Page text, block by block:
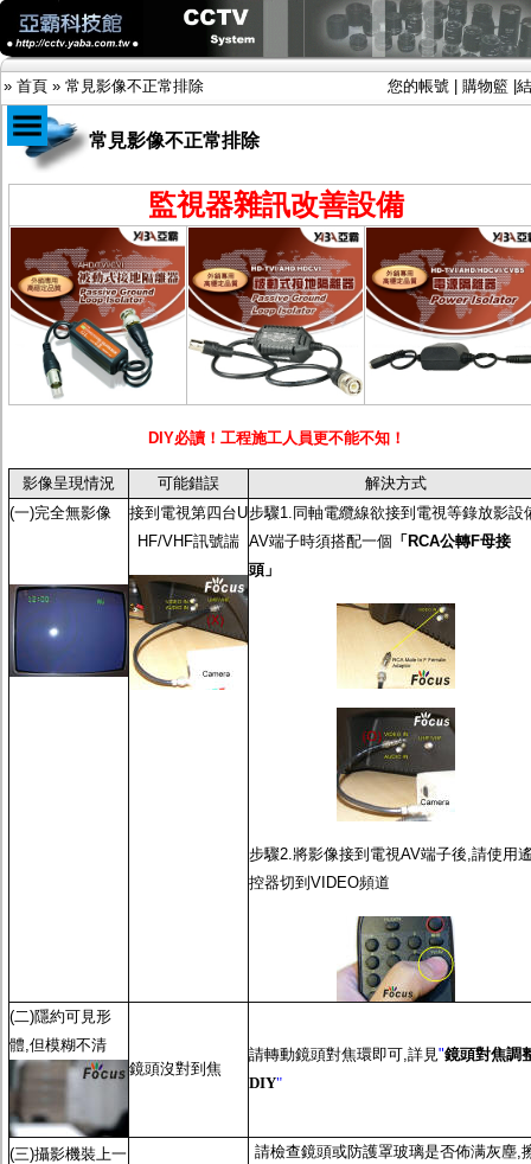
» 首頁 » 常見影像不正常排除 您的帳號 購物籃
限時促銷特惠專案
IP網路攝影機及錄放影機
AHD DVR數位錄放影機
AHD半球型(適用屋內)
AHD中小型紅外線攝影機(適用騎樓、室內外)
AHD防護罩型攝影機(適用屋外，紅外線照射
距離遠）
AHD特殊功能型攝影機
旋轉型攝影機.旋轉台
傳統高解析攝影機
投光設備
防護罩及支架
多路攝影機單軸傳輸
視訊轉換設備
雙絞線傳輸器
雜訊改善器
分配放大器
網路線用水晶頭
常見影像不正常排除
監視器雜訊改善設備
DIY必讀！工程施工人員更不能不知！
影像呈現情況 可能錯誤
解決方式
(一)完全無影像
接到電視第四台U
HF/VHF訊號諯
步驟1.同軸電纜線欲接到電視等錄放影設
AV端子時須搭配一個 「RCA公轉F母接
頭」
步驟2.將影像接到電視AV端子後,請使用
控器切到VIDEO頻道
(二)隱約可見形
體,但模糊不清
鏡頭沒對到焦
請轉動鏡頭對焦環即可,詳見 "鏡頭對焦調
DIY"
(三)攝影機裝上一
請檢查鏡頭或防護罩玻璃是否佈满灰塵,